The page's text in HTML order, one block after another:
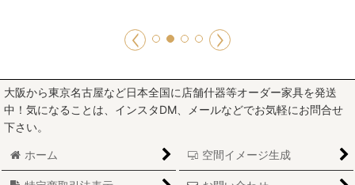
大阪から東京名古屋など日本全国に店舗什器等オーダー家具を発送
中！気になることは、インスタDM、メールなどでお気軽にお問合せ
下さい。
ホーム 空間イメージ生成